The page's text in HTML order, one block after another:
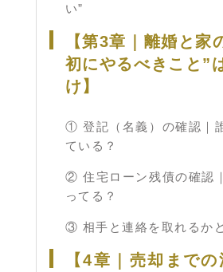
い”
【第3章｜離婚と家
初にやるべきこと”
け】
① 登記（名義）の確認｜
ている？
② 住宅ローン残債の確認
ってる？
③ 相手と連絡を取れるか
【4章｜売却まで